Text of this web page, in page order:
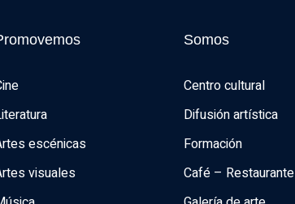
escénicas
visuales
Somos
Centro cultural
Difusión artística
Formación
Café – Restaurante